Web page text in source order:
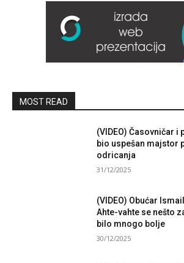
MOST READ
(VIDEO) Časovničar i
bio uspešan majstor
odricanja
31/12/2025
(VIDEO) Obućar
Ahte-vahte se nešto
bilo mnogo bolje
30/12/2025